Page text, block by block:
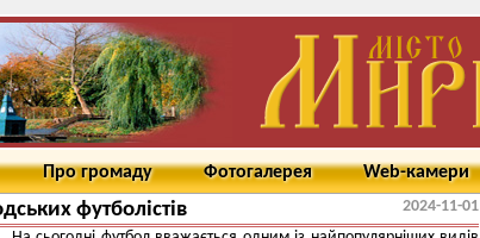
Про громаду Фотогалерея Web-камери
футболістів 2024-11-01